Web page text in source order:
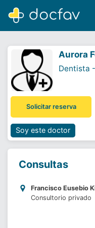
Aurora
Dentista
Solicitar reserva
Soy este doctor
Consultas
Francisco Eusebio
Consultorio privado